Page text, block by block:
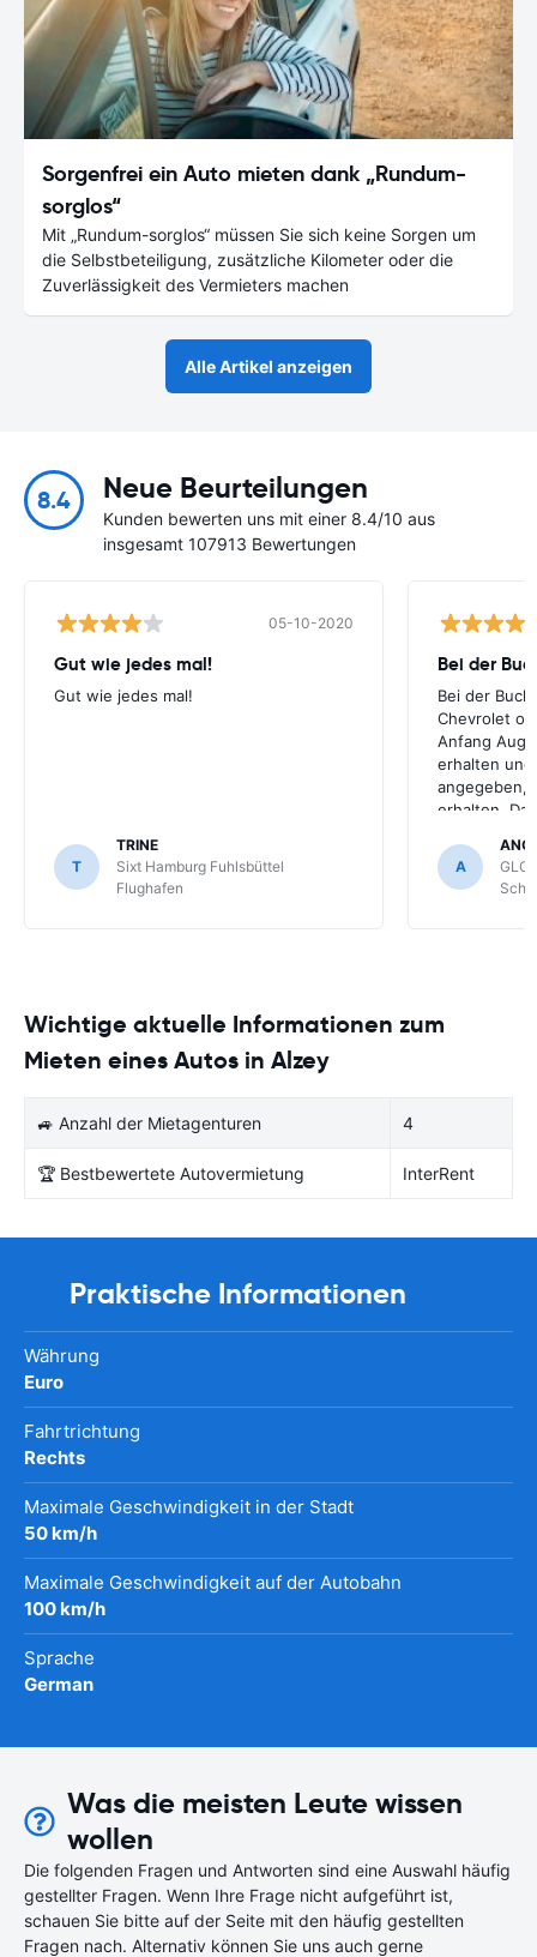
Sorgenfrei ein Auto mieten dank „Rundum-
sorglos“
Mit „Rundum-sorglos“ müssen Sie sich keine Sorgen um
die Selbstbeteiligung, zusätzliche Kilometer oder die
Zuverlässigkeit des Vermieters machen
Alle Artikel anzeigen
8.4 Neue Beurteilungen
Kunden bewerten uns mit einer 8.4/10 aus
insgesamt 107913 Bewertungen
05-10-2020
Gut wie jedes mal!
Gut wie jedes mal!
T
TRINE
Sixt Hamburg Fuhlsbüttel
Flughafen
Bei der
Bei der
Chevrolet
Anfang
erhalten
angegeben,
erhalten.
optimal,
Schönefeld
A
Wichtige aktuelle Informationen zum
Mieten eines Autos in Alzey
🚙 Anzahl der Mietagenturen 4
🏆 Bestbewertete Autovermietung InterRent
Praktische Informationen
Währung
Euro
Fahrtrichtung
Rechts
Maximale Geschwindigkeit in der Stadt
50 km/h
Maximale Geschwindigkeit auf der Autobahn
100 km/h
Sprache
German
Was die meisten Leute wissen
wollen
Die folgenden Fragen und Antworten sind eine Auswahl häufig
gestellter Fragen. Wenn Ihre Frage nicht aufgeführt ist,
schauen Sie bitte auf der Seite mit den häufig gestellten
Fragen nach. Alternativ können Sie uns auch gerne